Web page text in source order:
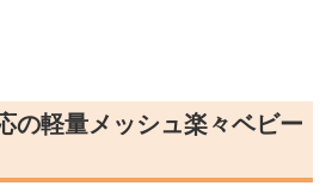
の軽量メッシュ楽々ベビー